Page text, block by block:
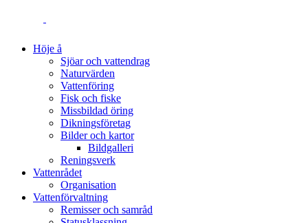
Höje å
Sjöar och vattendrag
Naturvärden
Vattenföring
Fisk och fiske
Missbildad öring
Dikningsföretag
Bilder och kartor
Bildgalleri
Reningsverk
Vattenrådet
Organisation
Vattenförvaltning
Remisser och samråd